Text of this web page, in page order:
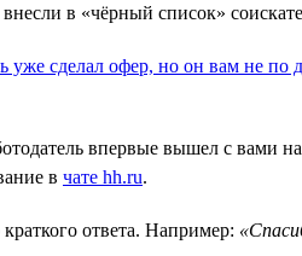
в «чёрный список»
уже сделал офер, но он вам не по
впервые вышел с вами
в чате hh.ru.
ответа. Например: